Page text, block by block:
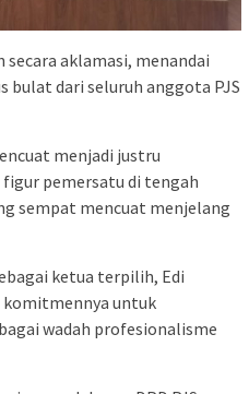
aklamasi, menandai
bulat dari seluruh anggota PJS
menjadi justru
pemersatu di tengah
sempat mencuat menjelang
ketua terpilih, Edi
komitmennya untuk
wadah profesionalisme